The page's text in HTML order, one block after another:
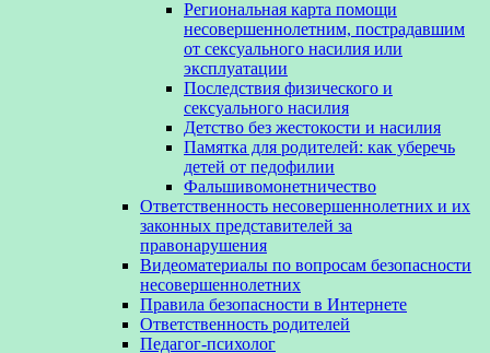
Региональная карта помощи
несовершеннолетним, пострадавшим
от сексуального насилия или
эксплуатации
Последствия физического и
сексуального насилия
Детство без жестокости и насилия
Памятка для родителей: как уберечь
детей от педофилии
Фальшивомонетничество
Ответственность несовершеннолетних и их
законных представителей за
правонарушения
Видеоматериалы по вопросам безопасности
несовершеннолетних
Правила безопасности в Интернете
Ответственность родителей
Педагог-психолог